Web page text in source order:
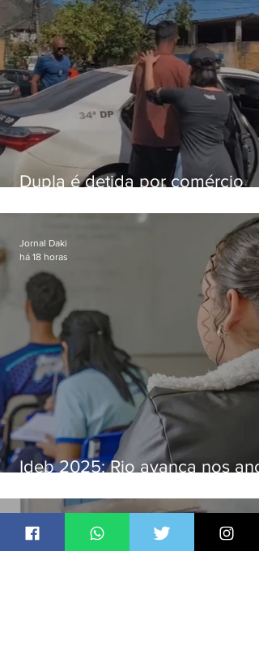
Dupla é detida por comércio
Bangu
Ideb 2025: Rio avança nos
nacional
Jornal Daki
há 18 horas
Jornal Daki
há 18 horas